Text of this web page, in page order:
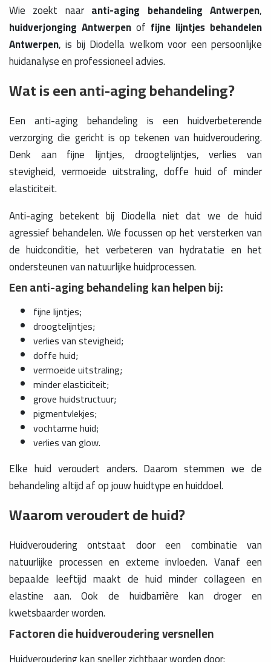
Wie zoekt naar anti-aging behandeling Antwerpen,
huidverjonging Antwerpen of fijne lijntjes behandelen
Antwerpen, is bij Diodella welkom voor een persoonlijke
huidanalyse en professioneel advies.
Wat is een anti-aging behandeling?
Een anti-aging behandeling is een huidverbeterende
verzorging die gericht is op tekenen van huidveroudering.
Denk aan fijne lijntjes, droogtelijntjes, verlies van
stevigheid, vermoeide uitstraling, doffe huid of minder
elasticiteit.
Anti-aging betekent bij Diodella niet dat we de huid
agressief behandelen. We focussen op het versterken van
de huidconditie, het verbeteren van hydratatie en het
ondersteunen van natuurlijke huidprocessen.
Een anti-aging behandeling kan helpen bij:
fijne lijntjes;
droogtelijntjes;
verlies van stevigheid;
doffe huid;
vermoeide uitstraling;
minder elasticiteit;
grove huidstructuur;
pigmentvlekjes;
vochtarme huid;
verlies van glow.
Elke huid veroudert anders. Daarom stemmen we de
behandeling altijd af op jouw huidtype en huiddoel.
Waarom veroudert de huid?
Huidveroudering ontstaat door een combinatie van
natuurlijke processen en externe invloeden. Vanaf een
bepaalde leeftijd maakt de huid minder collageen en
elastine aan. Ook de huidbarrière kan droger en
kwetsbaarder worden.
Factoren die huidveroudering versnellen